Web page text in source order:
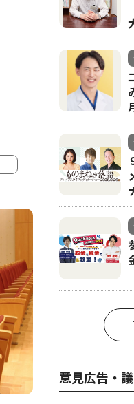
4
文化
意見広告・